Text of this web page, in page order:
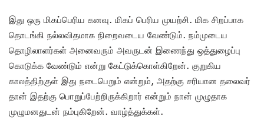
இது ஒரு மிகப்பெரிய கனவு. மிகப் பெரிய முயற்சி. மிக சிறப்பாக
தொடங்கி நல்லவிதமாக நிறைவடைய வேண்டும். நம்முடைய
தொழிலாளர்கள் அனைவரும் அவருடன் இணைந்து ஒத்துழைப்பு
கொடுக்க வேண்டும் என்று கேட்டுக்கொள்கிறேன். குறுகிய
காலத்திற்குள் இது நடைபெறும் என்றும், அதற்கு சரியான தலைவர்
தான் இதற்கு பொறுப்பேற்றிருக்கிறார் என்றும் நான் முழுதாக
முழுமனதுடன் நம்புகிறேன். வாழ்த்துக்கள்.